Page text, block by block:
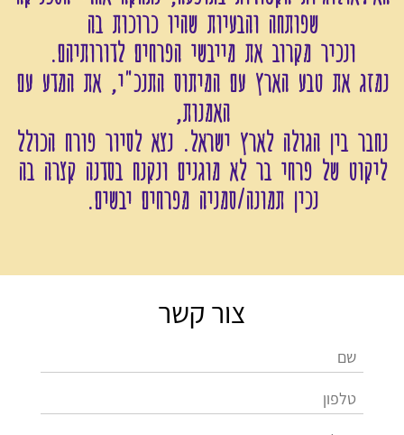
שפותחה והבעיות שהיו כרוכות בה
ונכיר מקרוב את מייבשי הפרחים לדורותיהם.
נמזג את טבע הארץ עם המיתוס התנכ"י, את המדע עם
האמנות,
נחבר בין הגולה לארץ ישראל. נצא לסיור פורח הכולל
ליקוט של פרחי בר לא מוגנים ונקנח בסדנה קצרה בה
נכין תמונה/סמניה מפרחים יבשים.
צור קשר